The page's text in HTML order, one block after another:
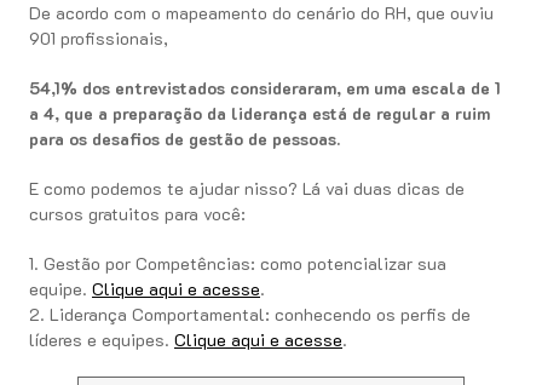
De acordo com o mapeamento do cenário do RH, que ouviu
901 profissionais,
54,1% dos entrevistados consideraram, em uma escala de 1
a 4, que a preparação da liderança está de regular a ruim
para os desafios de gestão de pessoas.
E como podemos te ajudar nisso? Lá vai duas dicas de
cursos gratuitos para você:
1. Gestão por Competências: como potencializar sua
equipe. Clique aqui e acesse.
2. Liderança Comportamental: conhecendo os perfis de
líderes e equipes. Clique aqui e acesse.